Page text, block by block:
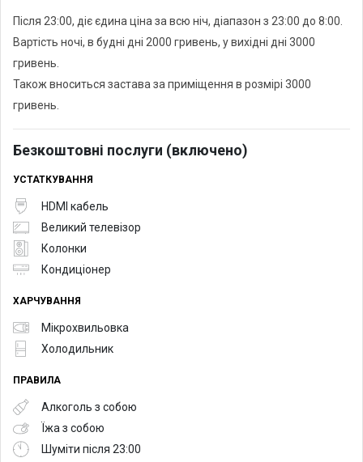
Після 23:00, діє єдина ціна за всю ніч, діапазон з 23:00 до 8:00.
Вартість ночі, в будні дні 2000 гривень, у вихідні дні 3000
гривень.
Також вноситься застава за приміщення в розмірі 3000
гривень.
Безкоштовні послуги (включено)
УСТАТКУВАННЯ
HDMI кабель
Великий телевізор
Колонки
Кондиціонер
ХАРЧУВАННЯ
Мікрохвильовка
Холодильник
ПРАВИЛА
Алкоголь з собою
Їжа з собою
Шуміти після 23:00